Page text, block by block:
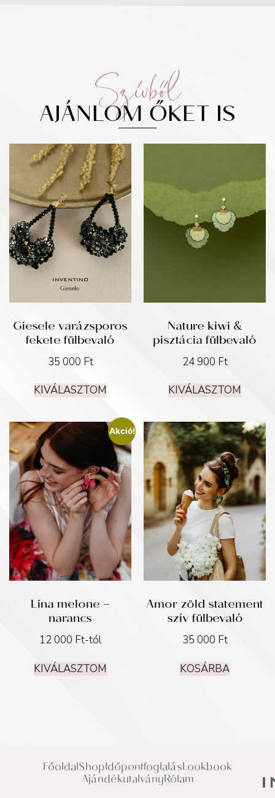
Szívből
AJÁNLOM ŐKET IS
Giesele varázsporos
fekete fülbevaló
35 000 Ft
KIVÁLASZTOM
Nature kiwi &
pisztácia fülbevaló
24 900 Ft
KIVÁLASZTOM
Akció!
Lina melone –
narancs
12 000 Ft-tól
KIVÁLASZTOM
Amor zöld statement
szív fülbevaló
35 000 Ft
KOSÁRBA
FőoldalShopIdőpontfoglalásLookbook
AjándékutalványRólam